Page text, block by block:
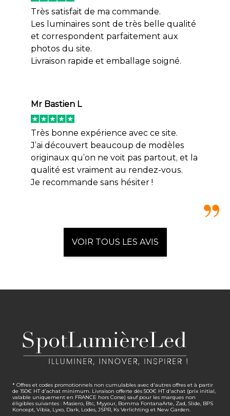
Très satisfait de ma commande.
Les luminaires sont de très belle qualité
et correspondent parfaitement aux
photos du site.
Livraison rapide et emballage soigné.
Mr Bastien L
Très bonne expérience avec ce site.
J’ai découvert beaucoup de modèles
originaux qu’on ne voit pas partout, et la
qualité est vraiment au rendez-vous.
Je recommande sans hésiter !
VOIR TOUS LES AVIS
* Offres et codes promotionnels non cumulables avec d'autres offres et à partir
de 150€ HT d'achat minimum. Livraison offerte dès 500€ HT d'achat (prix initial,
valable uniquement en FRANCE hors Corse) sauf pour les marques non
éligibles suivantes : Masiero, Btc, Myyour, Bomma FontanaArte, Zad, Slide, BPS
Koncept, Vibia, Lyxo, Dark, Lodes, JSPR, Ks Verlichting et New Garden.